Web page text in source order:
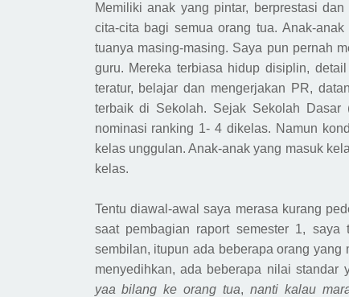
Memiliki anak yang pintar, berprestasi
cita-cita bagi semua orang tua. Anak-
tuanya masing-masing. Saya pun pernah
guru. Mereka terbiasa hidup disiplin,
teratur, belajar dan mengerjakan PR,
terbaik di Sekolah. Sejak Sekolah
nominasi ranking 1- 4 dikelas. Namun
kelas unggulan. Anak-anak yang masuk
kelas.
Tentu diawal-awal saya merasa kurang
saat pembagian raport semester 1, saya
sembilan, itupun ada beberapa orang yang
menyedihkan, ada beberapa nilai
yaa bilang ke orang tua,nanti kalau